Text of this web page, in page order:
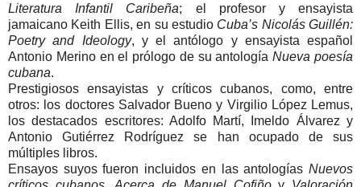
Literatura Infantil Caribeña; el profesor y ensayista
jamaicano Keith Ellis, en su estudio Cuba’s Nicolás Guillén:
Poetry and Ideology, y el antólogo y ensayista español
Antonio Merino en el prólogo de su antología Nueva poesía
cubana.
Prestigiosos ensayistas y críticos cubanos, como, entre
otros: los doctores Salvador Bueno y Virgilio López Lemus,
los destacados escritores: Adolfo Martí, Imeldo Álvarez y
Antonio Gutiérrez Rodríguez se han ocupado de sus
múltiples libros.
Ensayos suyos fueron incluidos en las antologías Nuevos